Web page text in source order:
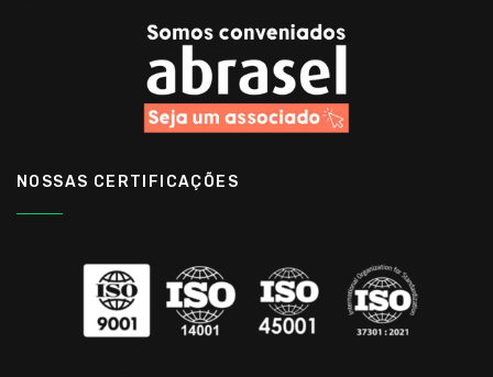
NOSSAS CERTIFICAÇÕES